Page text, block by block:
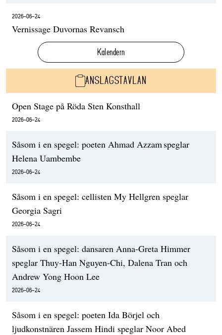
2026-06-24
Vernissage Duvornas Revansch
Kalendern
ANSLAGSTAVLAN
Open Stage på Röda Sten Konsthall
2026-06-24
Såsom i en spegel: poeten Ahmad Azzam speglar
Helena Uambembe
2026-06-24
Såsom i en spegel: cellisten My Hellgren speglar
Georgia Sagri
2026-06-24
Såsom i en spegel: dansaren Anna-Greta Himmer
speglar Thuy-Han Nguyen-Chi, Dalena Tran och
Andrew Yong Hoon Lee
2026-06-24
Såsom i en spegel: poeten Ida Börjel och
ljudkonstnären Jassem Hindi speglar Noor Abed